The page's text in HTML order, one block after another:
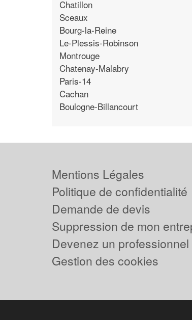
Chatillon
Sceaux
Bourg-la-Reine
Le-Plessis-Robinson
Montrouge
Chatenay-Malabry
Paris-14
Cachan
Boulogne-Billancourt
Mentions Légales
Politique de confidentialité
Demande de devis
Suppression de mon
Devenez un professionnel
Gestion des cookies